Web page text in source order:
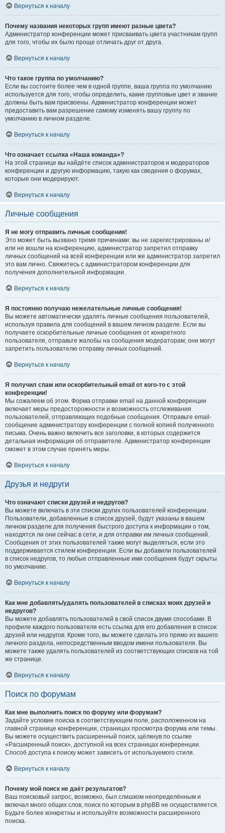
Вернуться к началу
Почему названия некоторых групп имеют разные цвета?
Администратор конференции может присваивать цвета участникам групп
для того, чтобы их было проще отличать друг от друга.
Вернуться к началу
Что такое группа по умолчанию?
Если вы состоите более чем в одной группе, ваша группа по умолчанию
используется для того, чтобы определить, какие групповые цвет и звание
должны быть вам присвоены. Администратор конференции может
предоставить вам разрешение самому изменять вашу группу по
умолчанию в личном разделе.
Вернуться к началу
Что означает ссылка «Наша команда»?
На этой странице вы найдёте список администраторов и модераторов
конференции и другую информацию, такую как сведения о форумах,
которые они модерируют.
Вернуться к началу
Личные сообщения
Я не могу отправить личные сообщения!
Это может быть вызвано тремя причинами: вы не зарегистрированы и/
или не вошли на конференцию, администратор запретил отправку
личных сообщений на всей конференции или же администратор запретил
это вам лично. Свяжитесь с администратором конференции для
получения дополнительной информации.
Вернуться к началу
Я постоянно получаю нежелательные личные сообщения!
Вы можете автоматически удалять личные сообщения пользователей,
используя правила для сообщений в вашем личном разделе. Если вы
получаете оскорбительные личные сообщения от конкретного
пользователя, отправьте жалобы на сообщения модераторам; они могут
запретить пользователю отправку личных сообщений.
Вернуться к началу
Я получил спам или оскорбительный email от кого-то с этой
конференции!
Мы сожалеем об этом. Форма отправки email на данной конференции
включает меры предосторожности и возможность отслеживания
пользователей, отправляющих подобные сообщения. Отправьте email-
сообщение администратору конференции с полной копией полученного
письма. Очень важно включить все заголовки, в которых содержится
детальная информация об отправителе. Администратор конференции
сможет в этом случае принять меры.
Вернуться к началу
Друзья и недруги
Что означают списки друзей и недругов?
Вы можете включать в эти списки других пользователей конференции.
Пользователи, добавленные в список друзей, будут указаны в вашем
личном разделе для получения быстрого доступа к информации о том,
находятся ли они сейчас в сети, и для отправки им личных сообщений.
Сообщения от этих пользователей также могут выделяться, если это
поддерживается стилем конференции. Если вы добавили пользователей
в список недругов, то любые отправленные ими сообщения будут скрыты
по умолчанию.
Вернуться к началу
Как мне добавлять/удалять пользователей в списках моих друзей и
недругов?
Вы можете добавлять пользователей в свой список двумя способами. В
профиле каждого пользователя есть ссылка для его добавления в список
друзей или недругов. Кроме того, вы можете сделать это прямо из вашего
личного раздела, непосредственным вводом имени пользователя. Вы
можете также удалять пользователей из соответствующих списков на той
же странице.
Вернуться к началу
Поиск по форумам
Как мне выполнить поиск по форуму или форумам?
Задайте условие поиска в соответствующем поле, расположенном на
главной странице конференции, страницах просмотра форума или темы.
Вы можете осуществить расширенный поиск, щёлкнув по ссылке
«Расширенный поиск», доступной на всех страницах конференции.
Способ доступа к поиску может зависеть от используемого стиля.
Вернуться к началу
Почему мой поиск не даёт результатов?
Ваш поисковый запрос, возможно, был слишком неопределённым и
включал много общих слов, поиск по которым в phpBB не осуществляется.
Будьте более конкретны и используйте возможности расширенного
поиска.